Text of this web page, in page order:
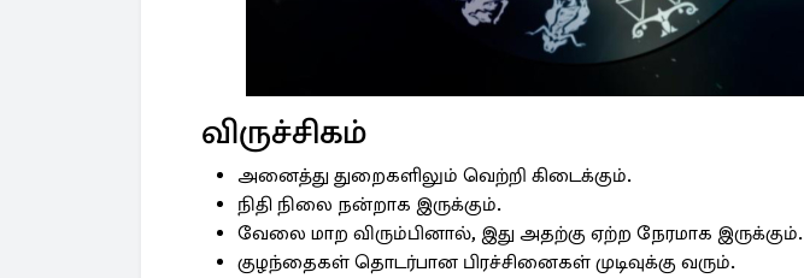
விருச்சிகம்
அனைத்து துறைகளிலும் வெற்றி கிடைக்கும்.
நிதி நிலை நன்றாக இருக்கும்.
வேலை மாற விரும்பினால், இது அதற்கு ஏற்ற நேரமாக இருக்கும்.
குழந்தைகள் தொடர்பான பிரச்சினைகள் முடிவுக்கு வரும்.